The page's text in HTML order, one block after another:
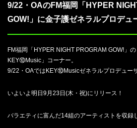
9/22・OAのFM福岡「HYPER
GOW!」に金子護ゼネラルプロデュ
FM福岡「HYPER NIGHT PROGRAM GOW!」
KEY⑩Music」コーナー。
9/22・OAではKEY⑩Musicゼネラルプロデュー
いよいよ明日9月23日(木・祝)にリリース！
バラエティに富んだ14組のアーティストを収録